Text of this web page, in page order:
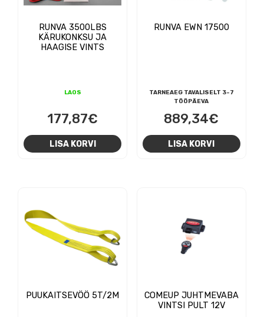
RUNVA 3500LBS
KÄRUKONKSU JA
HAAGISE VINTS
LAOS
177,87€
LISA KORVI
RUNVA EWN 17500
TARNEAEG TAVALISELT 3-7
TÖÖPÄEVA
889,34€
LISA KORVI
PUUKAITSEVÖÖ 5T/2M
COMEUP JUHTMEVABA
VINTSI PULT 12V